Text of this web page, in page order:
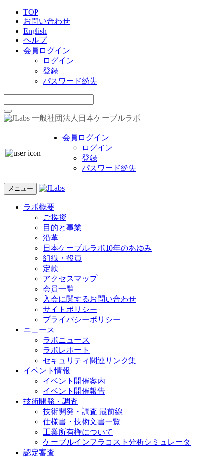
TOP
お問い合わせ
English
ヘルプ
会員ログイン
ログイン
登録
パスワード紛失
一般社団法人日本ケーブルラボ
会員ログイン
ログイン
登録
パスワード紛失
メニュー
ラボ概要
ご挨拶
目的と事業
沿革
日本ケーブルラボ10年のあゆみ
組織・役員
定款
アクセスマップ
会員一覧
入会に関するお問い合わせ
サイトポリシー
プライバシーポリシー
ニュース
ラボニュース
ラボレポート
セキュリティ関連リンク集
イベント情報
イベント開催案内
イベント開催報告
技術開発・調査
技術開発・調査 最前線
仕様書・技術文書一覧
工業所有権について
ケーブルインフラコスト分析シミュレータ
認定審査